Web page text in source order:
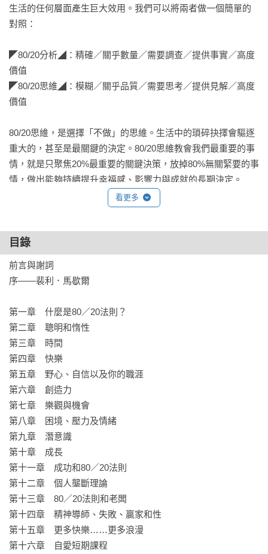
生活的任何層面產生巨大效用。我們可以將兩者做一個簡單的
對照：
◤80/20分析◢：精確／關乎數量／需要調查／提供事實／高度
價值
◤80/20思維◢：模糊／關乎品質／需要思考／提供見解／高度
價值
80/20思維，是選擇「不做」的思維。生活中的瑣碎抉擇會驅逐
重大的，甚至是最關鍵的決定。80/20思維教會我們最重要的事
情，就是只聚焦20%最重要的關鍵決策，放掉80%無關緊要的事
情，做出能夠持續提升幸福感、影響力與成就的長期決定。
■80/20思維還可以幫助你……
改變人生觀
改善情緒
挖掘潛意識
啟動複利成長
找到完美老闆
實現財富自由
……以及更多。
現代社會的最大風險是選擇太多、時間太少。本書透過365則關
於80/20思維的小提醒，邀請你一起將時間、精力和成就最大
化，打造值得擁有的快樂與成功人生。
看更多
目錄
前言與謝詞
序——裴利．馬歇爾
第一章　什麼是80／20法則？
第二章　聰明和惰性
第三章　時間
第四章　快樂
第五章　野心、自信以及你的職涯
第六章　創造力
第七章　樂觀與機會
第八章　困境、壓力及情緒
第九章　潛意識
第十章　成長
第十一章　成功和80／20法則
第十二章　個人壟斷理論
第十三章　80／20法則和老闆
第十四章　精神導師、失敗、贏家和性
第十五章　更多快樂……更多浪漫
第十六章　自愛短期課程